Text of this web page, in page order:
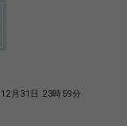
月31日 23時59分